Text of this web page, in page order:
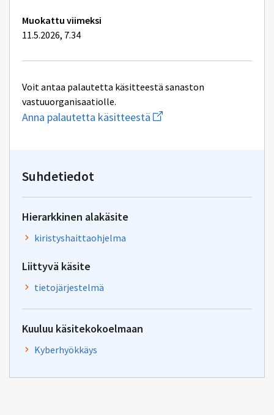
Muokattu viimeksi
11.5.2026, 7.34
Voit antaa palautetta käsitteestä sanaston
vastuuorganisaatiolle.
Anna palautetta käsitteestä Aloita
uuden
Suhdetiedot
Hierarkkinen alakäsite
kiristyshaittaohjelma
Liittyvä käsite
tietojärjestelmä
Kuuluu käsitekokoelmaan
Kyberhyökkäys